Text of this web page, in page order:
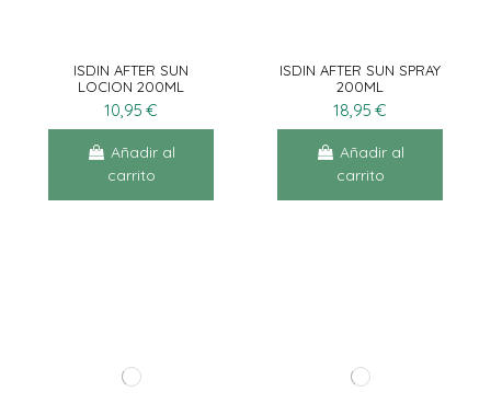
ISDIN AFTER SUN
LOCION 200ML
10,95 €
Añadir al
carrito
ISDIN AFTER SUN SPRAY
200ML
18,95 €
Añadir al
carrito